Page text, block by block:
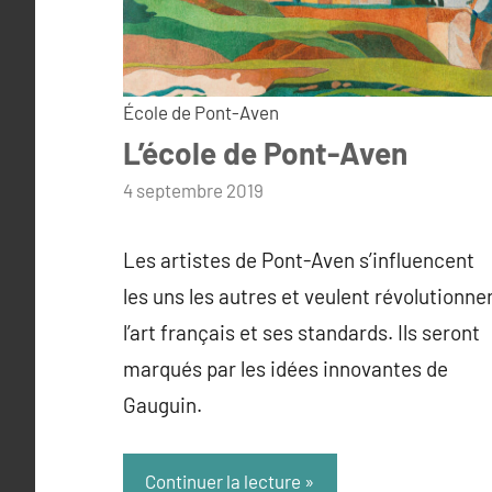
École de Pont-Aven
L’école de Pont-Aven
par
4 septembre 2019
Les artistes de Pont-Aven s’influencent
les uns les autres et veulent
l’art français et ses standards. Ils seront
marqués par les idées innovantes de
Gauguin.
Continuer la lecture